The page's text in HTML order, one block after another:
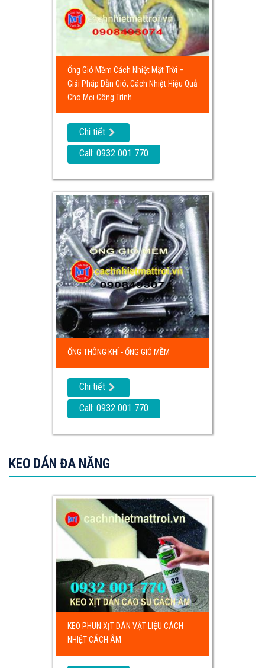
Ống Gió Mềm Cách Nhiệt Mặt Trời –
Giải Pháp Dẫn Gió, Cách Nhiệt Hiệu Quả
Cho Mọi Công Trình
Chi tiết
Call: 0932 001 770
ỐNG THÔNG KHÍ - ỐNG GIÓ MỀM
Chi tiết
Call: 0932 001 770
KEO DÁN ĐA NĂNG
KEO PHUN XỊT DÁN VẬT LIỆU CÁCH
NHIỆT CÁCH ÂM